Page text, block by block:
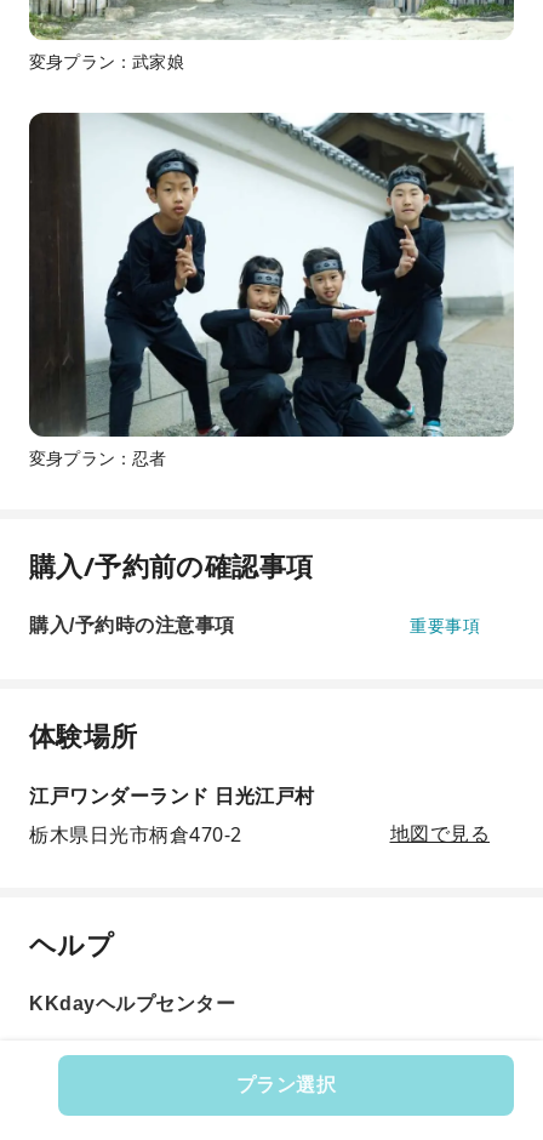
プラン選択
変身プラン：武家娘
変身プラン：忍者
購入/予約前の確認事項
購入/予約時の注意事項 重要事項
体験場所
江戸ワンダーランド 日光江戸村
栃木県日光市柄倉470-2
地図で見る
ヘルプ
KKdayヘルプセンター
商品番号: 129611